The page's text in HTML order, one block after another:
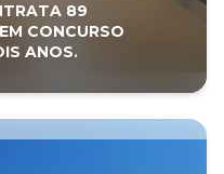
89
CONCURSO
ANOS.